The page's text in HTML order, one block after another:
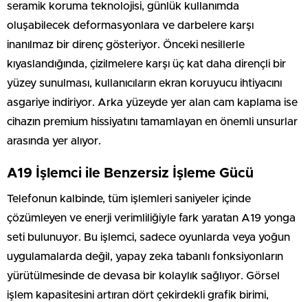
seramik koruma teknolojisi, günlük kullanımda
oluşabilecek deformasyonlara ve darbelere karşı
inanılmaz bir direnç gösteriyor. Önceki nesillerle
kıyaslandığında, çizilmelere karşı üç kat daha dirençli bir
yüzey sunulması, kullanıcıların ekran koruyucu ihtiyacını
asgariye indiriyor. Arka yüzeyde yer alan cam kaplama ise
cihazın premium hissiyatını tamamlayan en önemli unsurlar
arasında yer alıyor.
A19 İşlemci ile Benzersiz İşleme Gücü
Telefonun kalbinde, tüm işlemleri saniyeler içinde
çözümleyen ve enerji verimliliğiyle fark yaratan A19 yonga
seti bulunuyor. Bu işlemci, sadece oyunlarda veya yoğun
uygulamalarda değil, yapay zeka tabanlı fonksiyonların
yürütülmesinde de devasa bir kolaylık sağlıyor. Görsel
işlem kapasitesini artıran dört çekirdekli grafik birimi,